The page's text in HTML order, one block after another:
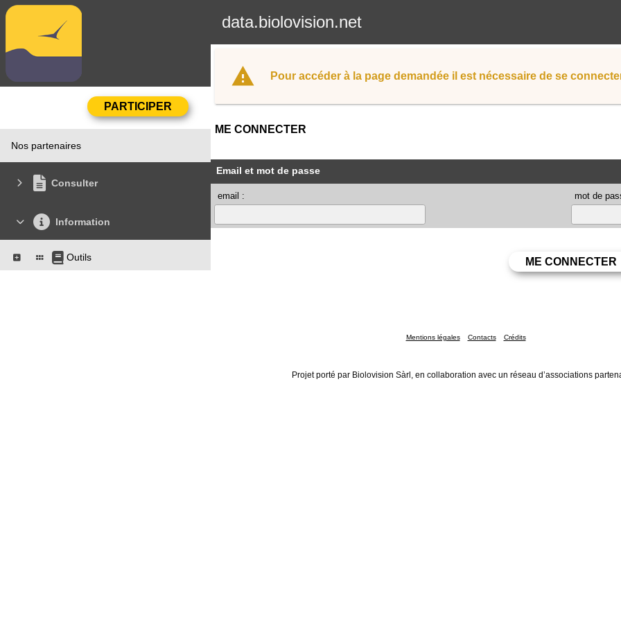
data.biolovision.net
Nos partenaires
Consulter
Information
Outils
Pour accéder à la page demandée il est nécessaire de se
ME CONNECTER
Email et mot de passe
email : mot de
Mentions légales Contacts Crédits
Projet porté par Biolovision Sàrl, en collaboration avec un réseau d’associations